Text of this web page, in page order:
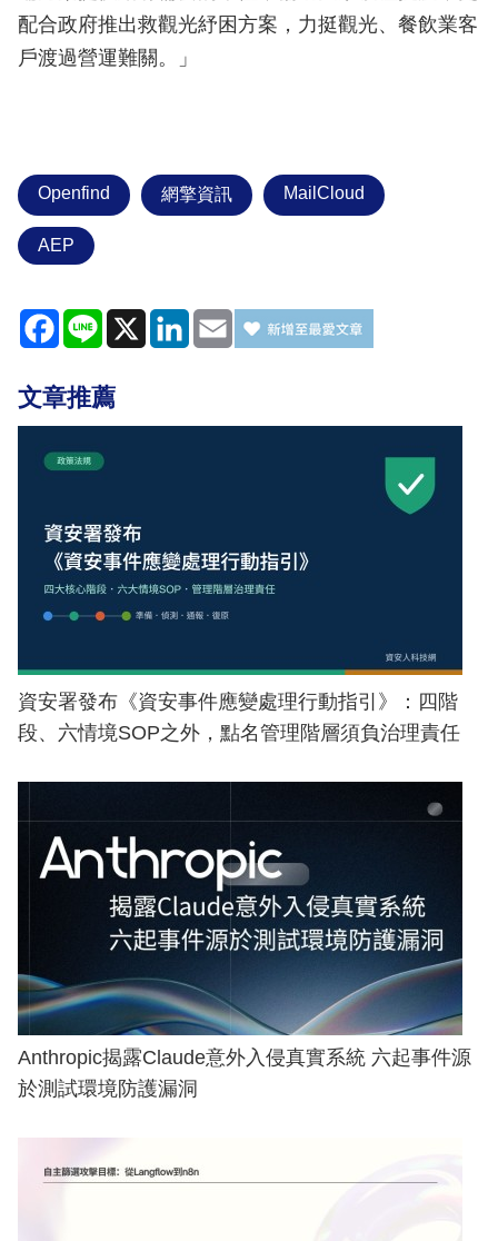
配合政府推出救觀光紓困方案，力挺觀光、餐飲業客
戶渡過營運難關。」
Openfind 網擎資訊 MailCloud
AEP
Facebook
Line X LinkedIn
Email
文章推薦
資安署發布《資安事件應變處理行動指引》：四階
段、六情境SOP之外，點名管理階層須負治理責任
Anthropic揭露Claude意外入侵真實系統 六起事件源
於測試環境防護漏洞